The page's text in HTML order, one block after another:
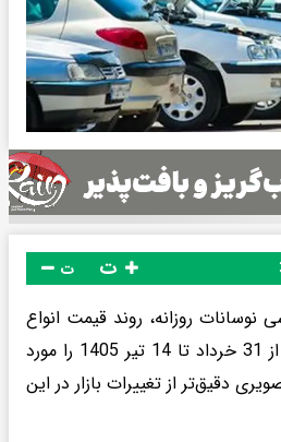
ت
روزانه، روند قیمت انواع
خودرو در بازه دو هفته‌ای از 31 خرداد تا 14 تیر 1405 را مورد
دقیق‌تر از تغییرات بازار در این